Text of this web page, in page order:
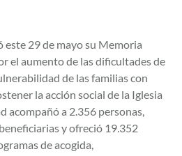
este 29 de mayo su Memoria
el aumento de las dificultades de
de las familias con
la acción social de la Iglesia
acompañó a 2.356 personas,
y ofreció 19.352
de acogida,